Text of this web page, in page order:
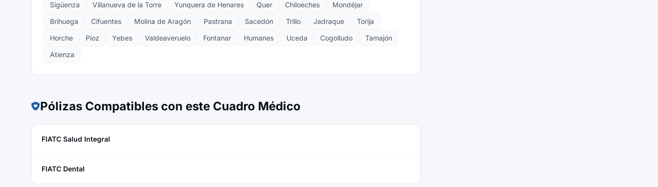
Sigüenza
Villanueva de la Torre Yunquera de Henares Quer Chiloeches
Mondéjar
Brihuega
Cifuentes Molina de Aragón Pastrana Sacedón Trillo Jadraque
Torija
Horche
Pioz Yebes Valdeaveruelo Fontanar Humanes Uceda Cogolludo
Tamajón
Atienza
Pólizas Compatibles con este Cuadro Médico
FIATC Salud Integral
FIATC Dental